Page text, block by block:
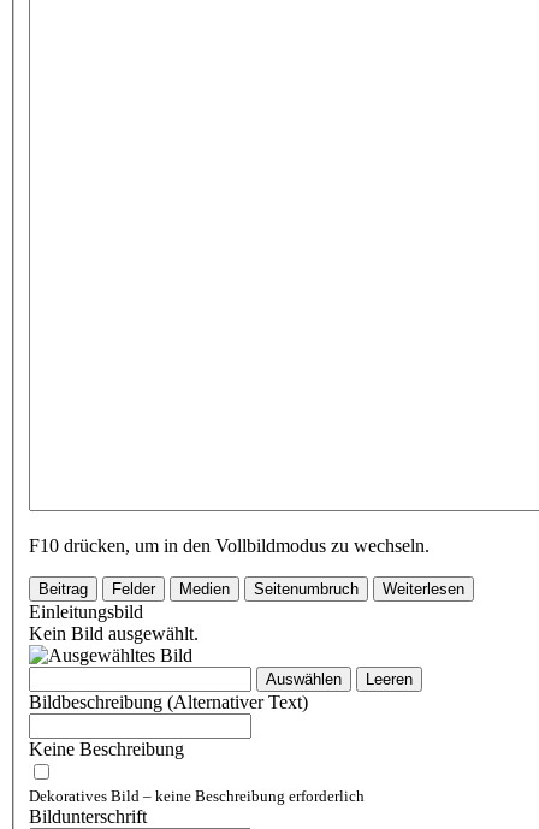
F10 drücken, um in den Vollbildmodus zu wechseln.
Beitrag Felder Medien Seitenumbruch Weiterlesen
Einleitungsbild
Kein Bild ausgewählt.
Auswählen Leeren
Bildbeschreibung (Alternativer Text)
Keine Beschreibung
Dekoratives Bild – keine Beschreibung erforderlich
Bildunterschrift